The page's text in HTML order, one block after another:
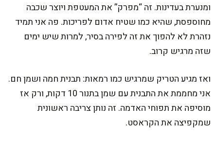
ומנערת בעדינות. זה “מפרק” את המעטפת ויוצר שכבה
מחוספסת, שהיא כמו שטיח אדום לפריכות. פה אני תמיד
נזהרת לא להפוך את זה לפירה בסיר, למרות שיש ימים
שזה מרגיש קרוב.
ואז מגיע הטריק שמרגיש כמו רמאות: תבנית חמה ושמן חם.
אני מחממת את התבנית עם שמן בתנור 10 דקות, ורק אז
מוסיפה את תפוחי האדמה. זה נותן צריבה ראשונית
שמקפיצה את הקראסט.